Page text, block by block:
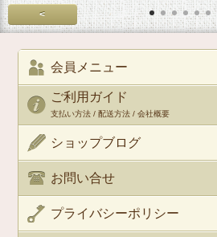
<
会員メニュー
ご利用ガイド
支払い方法 / 配送方法 / 会社概要
ショップブログ
お問い合せ
プライバシーポリシー